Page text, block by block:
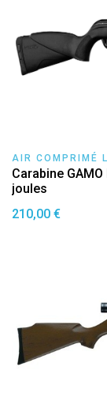
AIR COMPRIMÉ
Carabine
joules
210,00 €